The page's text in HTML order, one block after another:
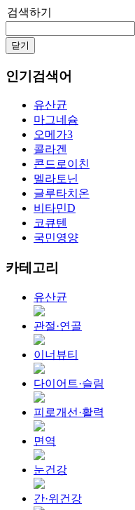
검색하기
닫기
인기검색어
유산균
마그네슘
오메가3
콜라겐
콘드로이친
멜라토닌
글루타치온
비타민D
코큐텐
국민영양
카테고리
유산균
관절·연골
이너뷰티
다이어트·슬림
피로개선·활력
면역
눈건강
간·위건강